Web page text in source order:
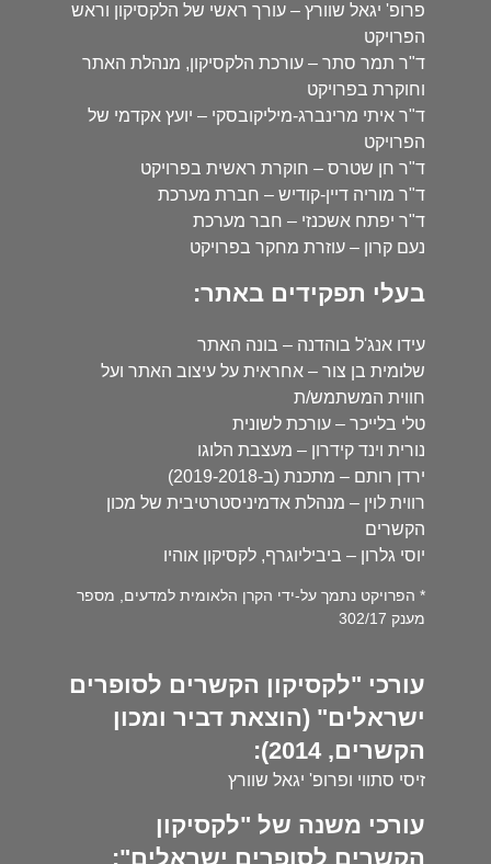
פרופ' יגאל שוורץ – עורך ראשי של הלקסיקון וראש
הפרויקט
ד"ר תמר סתר – עורכת הלקסיקון, מנהלת האתר
וחוקרת בפרויקט
ד"ר איתי מרינברג-מיליקובסקי – יועץ אקדמי של
הפרויקט
ד"ר חן שטרס – חוקרת ראשית בפרויקט
ד"ר מוריה דיין-קודיש – חברת מערכת
ד"ר יפתח אשכנזי – חבר מערכת
נעם קרון – עוזרת מחקר בפרויקט
בעלי תפקידים באתר:
עידו אנג'ל בוהדנה – בונה האתר
שלומית בן צור – אחראית על עיצוב האתר ועל
חווית המשתמש/ת
טלי בלייכר – עורכת לשונית
נורית וינד קידרון – מעצבת הלוגו
ירדן רותם – מתכנת (ב-2019-2018)
רווית לוין – מנהלת אדמיניסטרטיבית של מכון
הקשרים
יוסי גלרון – ביביליוגרף, לקסיקון אוהיו
* הפרויקט נתמך על-ידי הקרן הלאומית למדעים, מספר
מענק 302/17
עורכי "לקסיקון הקשרים לסופרים
ישראלים" (הוצאת דביר ומכון
הקשרים, 2014):
זיסי סתווי ופרופ' יגאל שוורץ
עורכי משנה של "לקסיקון
הקשרים לסופרים ישראלים":